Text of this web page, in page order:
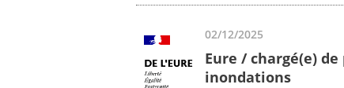
02/12/2025
Eure / chargé(e)
inondations